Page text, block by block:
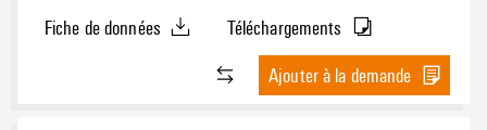
Fiche de données
Téléchargements
Ajouter à la demande